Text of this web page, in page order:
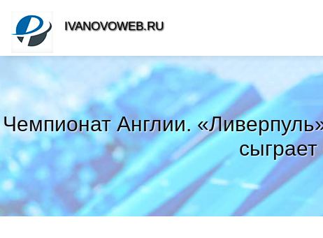
Чемпионат Англии.
IVANOVOWEB.RU